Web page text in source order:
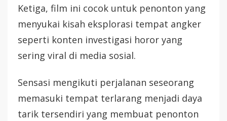
Ketiga, film ini cocok untuk penonton yang
menyukai kisah eksplorasi tempat angker
seperti konten investigasi horor yang
sering viral di media sosial.
Sensasi mengikuti perjalanan seseorang
memasuki tempat terlarang menjadi daya
tarik tersendiri yang membuat penonton